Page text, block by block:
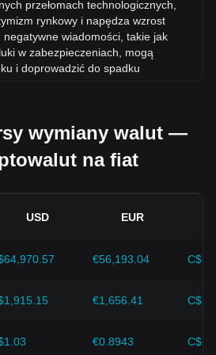
przełomach technologicznych,
rynkowy i napędza wzrost
wiadomości, takie jak
w zabezpieczeniach, mogą
i doprowadzić do spadku
bezpośredni wpływ na ich
ich wartość w stosunku
jak dolar amerykański. Jasne i
spadek ich wartości.
jest waluta fiat – takie jak stopy
kluczową rolę w określaniu
wysokie stopy inflacji mogą
rynku do walut fiat,
wymiany walut —
na fiat
USD EUR
€56,193.04
€1,656.41
€0.8943